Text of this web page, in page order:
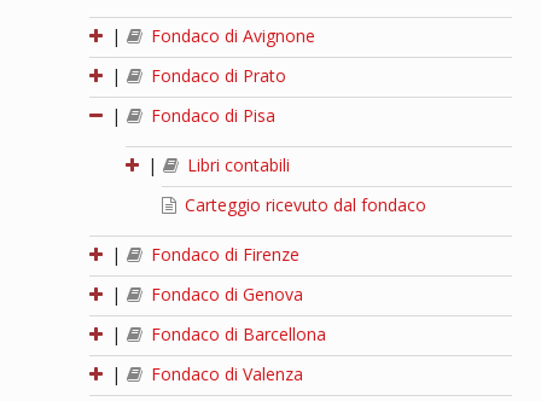
|
Fondaco di Avignone
|
Fondaco di Prato
|
Fondaco di Pisa
|
Libri contabili
Carteggio ricevuto dal fondaco
|
Fondaco di Firenze
|
Fondaco di Genova
|
Fondaco di Barcellona
|
Fondaco di Valenza